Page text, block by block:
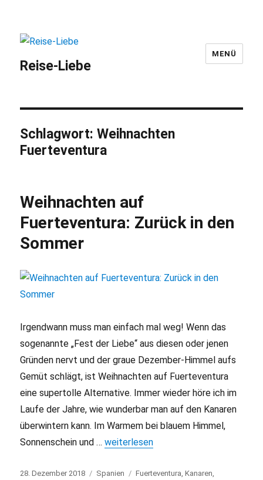
Reise-Liebe
MENÜ
Schlagwort:Weihnachten
Fuerteventura
Weihnachten auf
Fuerteventura: Zurück in den
Sommer
Irgendwann muss man einfach mal weg! Wenn das
sogenannte „Fest der Liebe“ aus diesen oder jenen
Gründen nervt und der graue Dezember-Himmel aufs
Gemüt schlägt, ist Weihnachten auf Fuerteventura
eine supertolle Alternative. Immer wieder höre ich im
Laufe der Jahre, wie wunderbar man auf den Kanaren
überwintern kann. Im Warmem bei blauem Himmel,
Sonnenschein und …„Weihnachten auf Fuerteventura:
weiterlesen
Veröffentlicht
28. Dezember 2018 Kategorien
Spanien Schlagwörter
Fuerteventura ,Kanaren